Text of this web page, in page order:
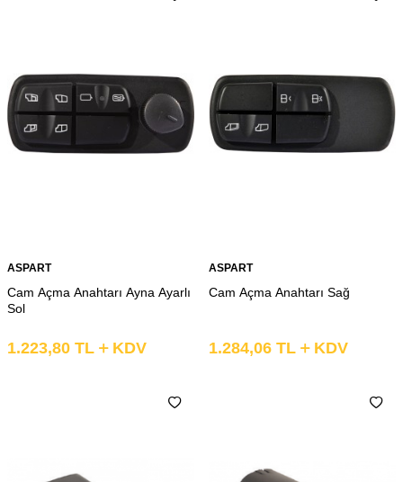
ASPART
Cam Açma Anahtarı Ayna Ayarlı
Sol
1.223,80 TL KDV
ASPART
Cam Açma Anahtarı Sağ
1.284,06 TL KDV